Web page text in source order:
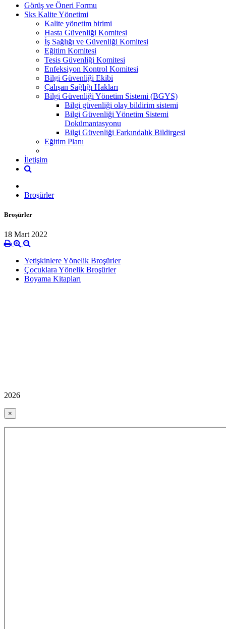
Görüş ve Öneri Formu
Sks Kalite Yönetimi
Kalite yönetim birimi
Hasta Güvenliği Komitesi
İş Sağlığı ve Güvenliği Komitesi
Eğitim Komitesi
Tesis Güvenliği Komitesi
Enfeksiyon Kontrol Komitesi
Bilgi Güvenliği Ekibi
Çalışan Sağlığı Hakları
Bilgi Güvenliği Yönetim Sistemi (BGYS)
Bilgi güvenliği olay bildirim sistemi
Bilgi Güvenliği Yönetim Sistemi
Dokümantasyonu
Bilgi Güvenliği Farkındalık Bildirgesi
Eğitim Planı
İletişim
Broşürler
Broşürler
18 Mart 2022
Yetişkinlere Yönelik Broşürler
Çocuklara Yönelik Broşürler
Boyama Kitapları
2026
×